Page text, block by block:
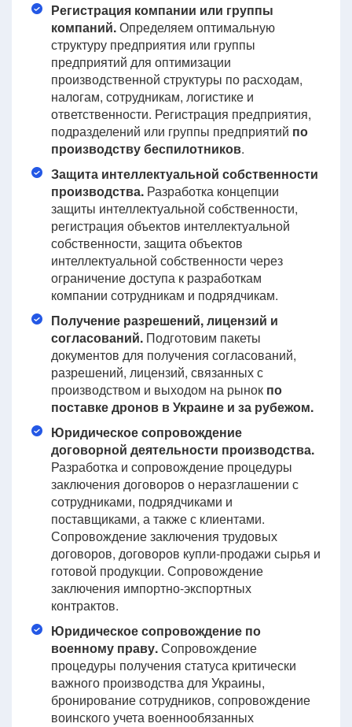
Регистрация компании или группы
компаний.Определяем оптимальную
структуру предприятия или группы
предприятий для оптимизации
производственной структуры по расходам,
налогам, сотрудникам, логистике и
ответственности. Регистрация предприятия,
подразделений или группы предприятий по
производству беспилотников.
Защита интеллектуальной собственности
производства. Разработка концепции
защиты интеллектуальной собственности,
регистрация объектов интеллектуальной
собственности, защита объектов
интеллектуальной собственности через
ограничение доступа к разработкам
компании сотрудникам и подрядчикам.
Получение разрешений, лицензий и
согласований. Подготовим пакеты
документов для получения согласований,
разрешений, лицензий, связанных с
производством и выходом на рынок по
поставке дронов в Украине и за рубежом.
Юридическое сопровождение
договорной деятельности производства.
Разработка и сопровождение процедуры
заключения договоров о неразглашении с
сотрудниками, подрядчиками и
поставщиками, а также с клиентами.
Сопровождение заключения трудовых
договоров, договоров купли-продажи сырья и
готовой продукции. Сопровождение
заключения импортно-экспортных
контрактов.
Юридическое сопровождение по
военному праву.Сопровождение
процедуры получения статуса критически
важного производства для Украины,
бронирование сотрудников, сопровождение
воинского учета военнообязанных